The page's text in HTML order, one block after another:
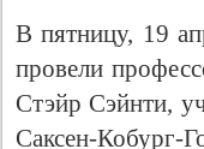
В пятницу, 19
провели
Стэйр Сэйнти,
Саксен-